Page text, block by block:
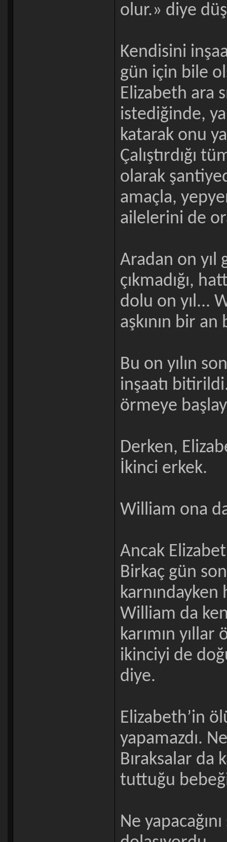
olur.» diye
Kendisini
gün için bile
Elizabeth ara
istediğinde,
katarak onu
Çalıştırdığı
olarak
amaçla,
ailelerini de
Aradan on yıl
çıkmadığı,
dolu on yıl...
aşkının bir
Bu on yılın
inşaatı
örmeye
Derken,
İkinci erkek.
William ona
Ancak
Birkaç gün
William da
karımın
ikinciyi de
diye.
Elizabeth’in
yapamazdı.
Bıraksalar da
tuttuğu
Ne